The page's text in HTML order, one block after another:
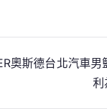
奧斯德台北汽車
利